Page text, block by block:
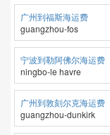
广州到福斯海运费
guangzhou-fos
宁波到勒阿佛尔海运费
ningbo-le havre
广州到敦刻尔克海运费
guangzhou-dunkirk